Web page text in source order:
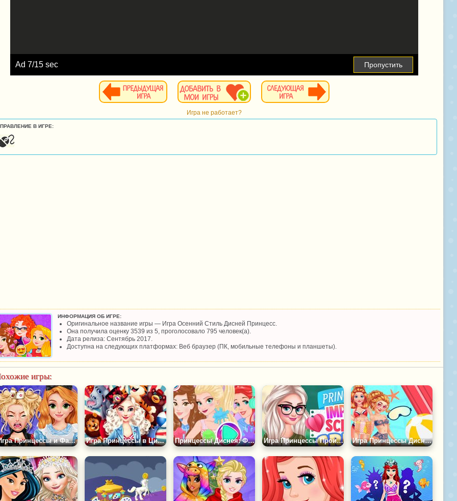
Ad 8/15 sec Пропустить
Игра не работает?
В ИГРЕ:
ИНФОРМАЦИЯ ОБ ИГРЕ:
Оригинальное название игры — Игра Осенний Стиль Дисней Принцесс.
Она получила оценку 3539 из 5, проголосовало 795 человек(а).
Дата релиза: Сентябрь 2017.
Доступна на следующих платформах: Веб браузер (ПК, мобильные телефоны и планшеты).
игры:
Игра Принцессы и Фабрика Заклинаний Игра Принцессы в Цирке Принцессы Диснея: Фестиваль Красок Игра Принцессы Производят Впечатление Игра Принцессы Диснея в Аквапарке